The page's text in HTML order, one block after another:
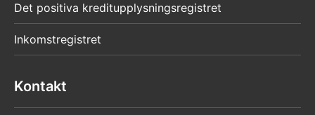
Det positiva kreditupplysningsregistret
Inkomstregistret
Kontakt